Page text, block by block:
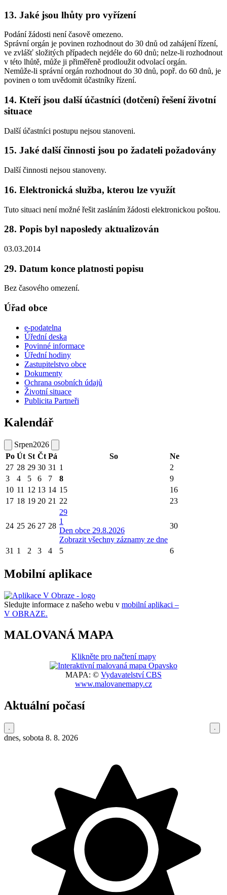
13. Jaké jsou lhůty pro vyřízení
Podání žádosti není časově omezeno.
Správní orgán je povinen rozhodnout do 30 dnů od zahájení řízení,
ve zvlášť složitých případech nejdéle do 60 dnů; nelze-li rozhodnout
v této lhůtě, může ji přiměřeně prodloužit odvolací orgán.
Nemůže-li správní orgán rozhodnout do 30 dnů, popř. do 60 dnů, je
povinen o tom uvědomit účastníky řízení.
14. Kteří jsou další účastníci (dotčení) řešení životní
situace
Další účastníci postupu nejsou stanoveni.
15. Jaké další činnosti jsou po žadateli požadovány
Další činnosti nejsou stanoveny.
16. Elektronická služba, kterou lze využít
Tuto situaci není možné řešit zasláním žádosti elektronickou poštou.
28. Popis byl naposledy aktualizován
03.03.2014
29. Datum konce platnosti popisu
Bez časového omezení.
Úřad obce
e-podatelna
Úřední deska
Povinné informace
Úřední hodiny
Zastupitelstvo obce
Dokumenty
Ochrana osobních údajů
Životní situace
Publicita Partneři
Kalendář
Srpen2026
Po Út St Čt Pá So
Ne
27 28 29 30 31 1
2
3
4 5 6 7 8
9
10 11 12 13 14 15
16
17 18 19 20 21 22 23
24 25 26 27 28
29
1
Den obce 29.8.2026
Zobrazit všechny záznamy ze dne
30
31 1 2 3 4 5 6
Mobilní aplikace
Sledujte informace z našeho webu v mobilní aplikaci –
V OBRAZE.
MALOVANÁ MAPA
Klikněte pro načtení mapy
MAPA: © Vydavatelství CBS
www.malovanemapy.cz
Aktuální počasí
dnes, sobota 8. 8. 2026